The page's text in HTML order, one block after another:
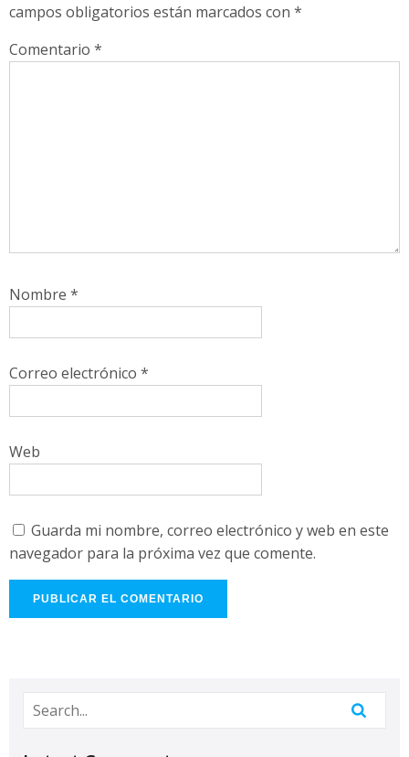
campos obligatorios están marcados con *
Comentario *
Nombre *
Correo electrónico *
Web
Guarda mi nombre, correo electrónico y web en este
navegador para la próxima vez que comente.